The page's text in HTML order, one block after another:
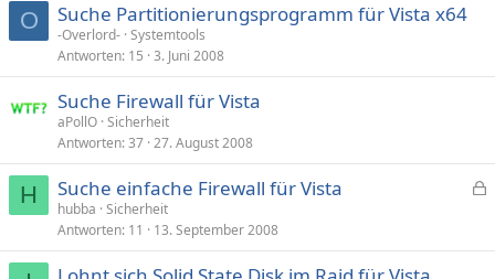
O Suche Partitionierungsprogramm für Vista x64
-Overlord- Systemtools
Antworten 15 3. Juni 2008
Suche Firewall für Vista
aPollO Sicherheit
Antworten 37 27. August 2008
H
p
Suche einfache Firewall für Vista
hubba Sicherheit
Antworten 11 13. September 2008